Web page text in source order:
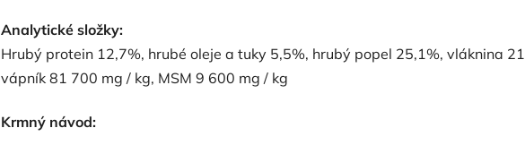
Analytické složky:
Hrubý protein 12,7%, hrubé oleje a tuky 5,5%, hrubý popel 25,1%, vláknina
vápník 81 700 mg / kg, MSM 9 600 mg / kg
Krmný návod: